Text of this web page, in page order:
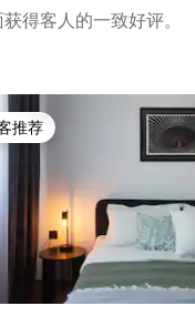
得客人的一致好评。
推荐
推荐